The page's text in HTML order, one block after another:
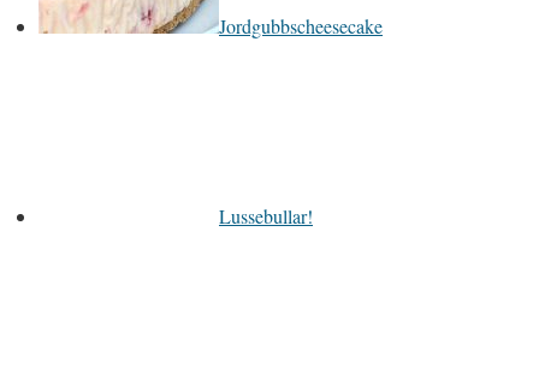
Jordgubbscheesecake
Lussebullar!